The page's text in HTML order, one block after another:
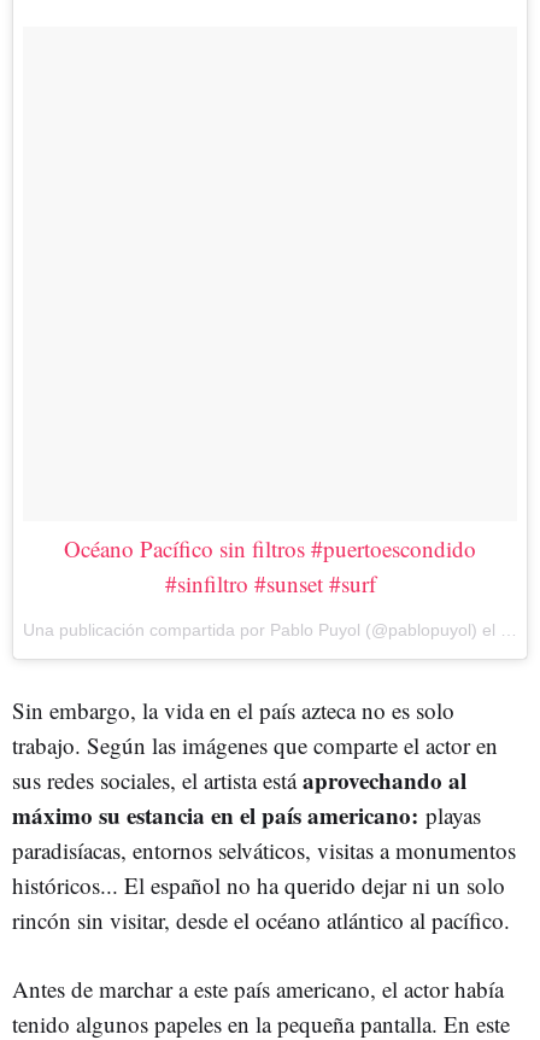
Océano Pacífico sin filtros #puertoescondido
#sinfiltro #sunset #surf
Sin embargo, la vida en el país azteca no es solo
trabajo. Según las imágenes que comparte el actor en
sus redes sociales, el artista estáaprovechando al
máximo su estancia en el país americano: playas
paradisíacas, entornos selváticos, visitas a monumentos
históricos... El español no ha querido dejar ni un solo
rincón sin visitar, desde el océano atlántico al pacífico.
Antes de marchar a este país americano, el actor había
tenido algunos papeles en la pequeña pantalla. En este